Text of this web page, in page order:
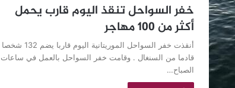
خفر السواحل تنقذ اليوم قارب يحمل
أكثر من 100 مهاجر
أنقذت خفر السواحل الموريتانية اليوم قاربا يضم 132 شخصا
قادما من السنغال . وقامت خفر السواحل بالعمل في ساعات
الصباح…